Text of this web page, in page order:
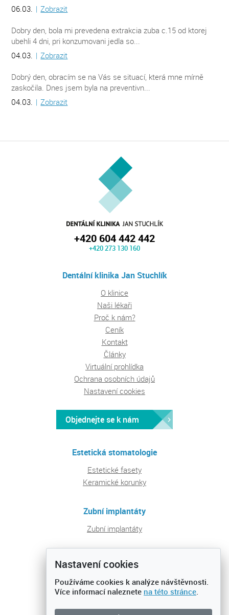
06.03. | Zobrazit
Dobry den, bola mi prevedena extrakcia zuba c.15 od ktorej
ubehli 4 dni, pri konzumovani jedla so...
04.03. | Zobrazit
Dobrý den, obracím se na Vás se situací, která mne mírně
zaskočila. Dnes jsem byla na preventivn...
04.03. | Zobrazit
+420 604 442 442
+420 273 130 160
Dentální klinika Jan Stuchlík
O klinice
Naši lékaři
Proč k nám?
Ceník
Kontakt
Články
Virtuální prohlídka
Ochrana osobních údajů
Nastavení cookies
Objednejte se k nám
Estetická stomatologie
Estetické fasety
Keramické korunky
Zubní implantáty
Zubní implantáty
Pravidelná péče a prevence
Preventivní prohlídky
Nastavení cookies
Používáme cookies k analýze návštěvnosti.
Více informací naleznete na této stránce.